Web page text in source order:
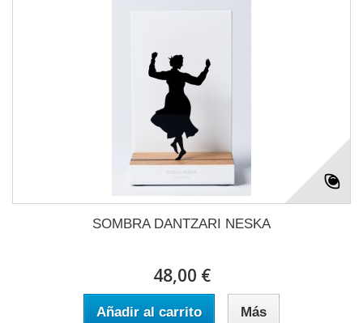
SOMBRA DANTZARI NESKA
48,00 €
Añadir al carrito Más